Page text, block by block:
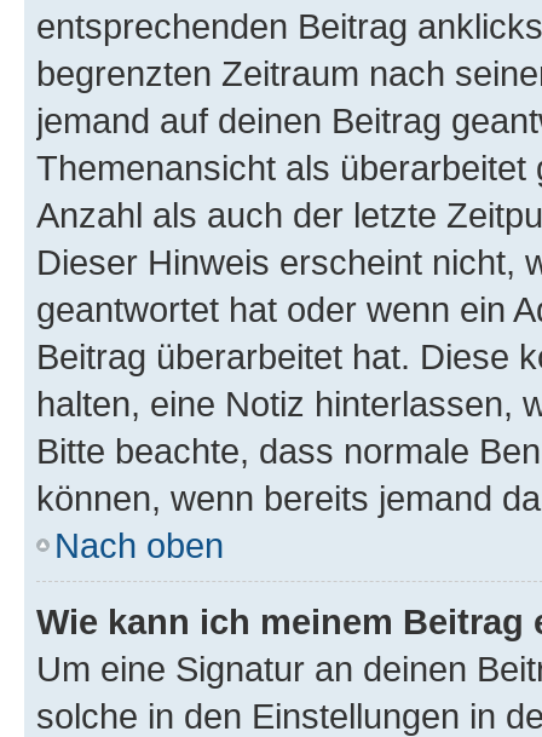
entsprechenden Beitrag
begrenzten Zeitraum nach
jemand auf deinen Beitrag
Themenansicht als
Anzahl als auch der letzte
Dieser Hinweis erscheint nicht,
geantwortet hat oder wenn ein
Beitrag überarbeitet hat. Diese
halten, eine Notiz hinterlassen,
Bitte beachte, dass normale
können, wenn bereits jemand
Nach oben
Wie kann ich meinem
Um eine Signatur an deinen
solche in den Einstellungen in